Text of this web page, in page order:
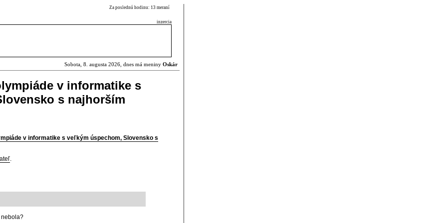
Za poslednú hodinu: 13 meraní
inzercia
Sobota, 8. augusta 2026, dnes má meniny Oskár
v informatike s
s najhorším
v informatike s veľkým úspechom, Slovensko s
.
nebola?